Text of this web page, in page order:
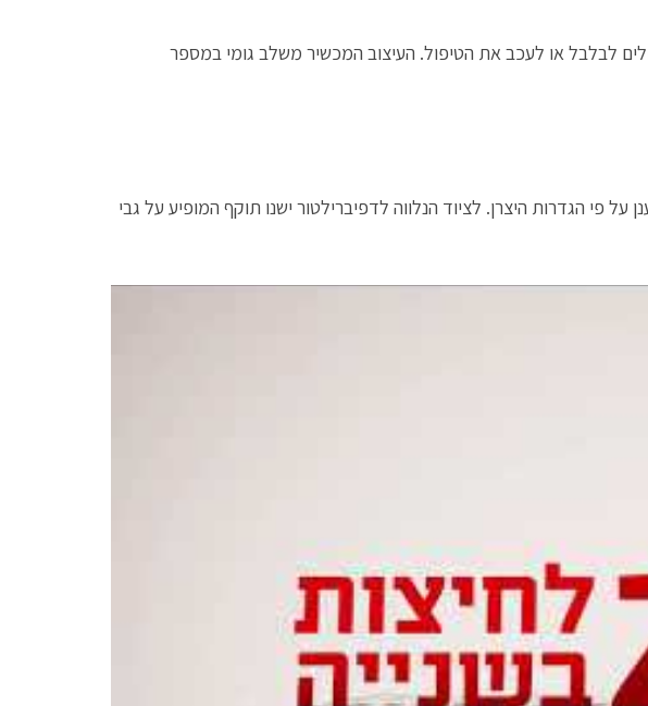
לבלבל או לעכב את הטיפול. העיצוב המכשיר משלב גומי במספר
על פי הגדרות היצרן. לציוד הנלווה לדפיברילטור ישנו תוקף המופיע על גבי